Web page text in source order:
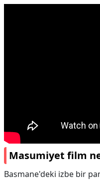
Masumiyet film
Basmane'deki izbe bir